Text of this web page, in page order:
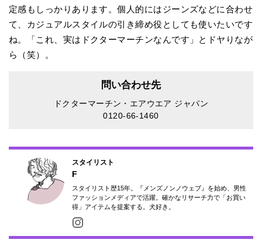
定感もしっかりあります。個人的にはジーンズなどに合わせ
て、カジュアルスタイルの引き締め役としても使いたいです
ね。「これ、実はドクターマーチンなんです」とドヤりなが
ら（笑）。
問い合わせ先
ドクターマーチン・エアウエア ジャパン
0120-66-1460
スタイリスト
F
スタイリスト歴15年。『メンズノンノウェブ』を始め、男性
ファッションメディアで活躍。確かなリサーチ力で「お買い
得」アイテムを提案する。犬好き。